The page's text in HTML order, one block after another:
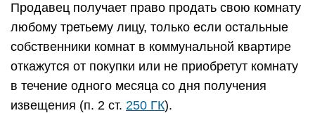
Продавец получает право продать свою комнату
любому третьему лицу, только если остальные
собственники комнат в коммунальной квартире
откажутся от покупки или не приобретут комнату
в течение одного месяца со дня получения
извещения (п. 2 ст. 250 ГК).